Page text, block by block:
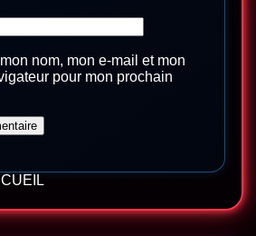
nom, mon e-mail et mon
pour mon prochain